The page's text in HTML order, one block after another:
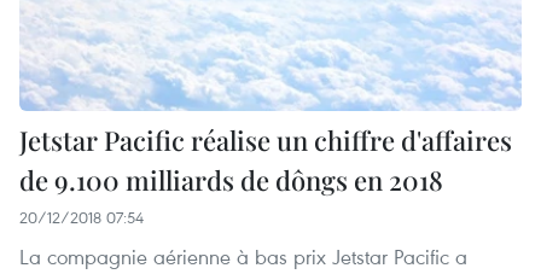
Jetstar Pacific réalise un chiffre d'affaires
de 9.100 milliards de dôngs en 2018
20/12/2018 07:54
La compagnie aérienne à bas prix Jetstar Pacific a